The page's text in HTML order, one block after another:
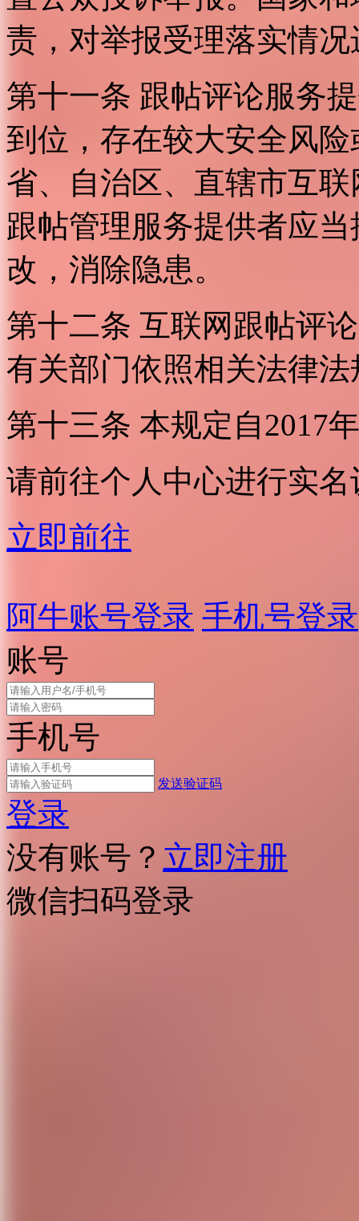
责，对举报受理落实情
第十一条 跟帖评论服务
到位，存在较大安全风
省、自治区、直辖市互
跟帖管理服务提供者应
改，消除隐患。
第十二条 互联网跟帖评
有关部门依照相关法律
第十三条 本规定自2017
请前往个人中心进行实名
立即前往
阿牛账号登录 手机号登录
账号
手机号
发送验证码
登录
没有账号？ 立即注册
微信扫码登录